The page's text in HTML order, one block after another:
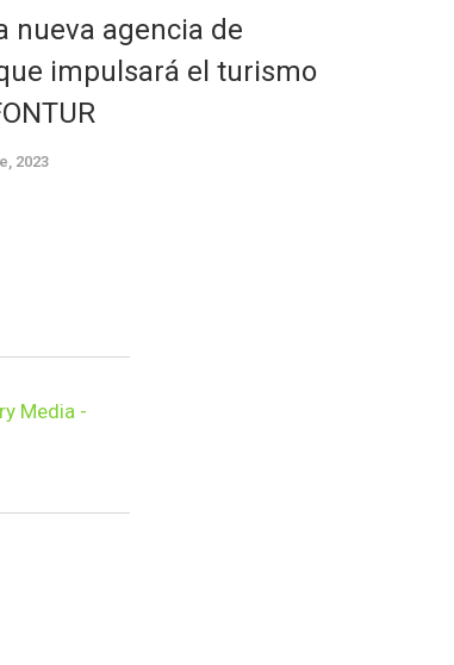
nueva agencia de
impulsará el turismo
2023
Media -